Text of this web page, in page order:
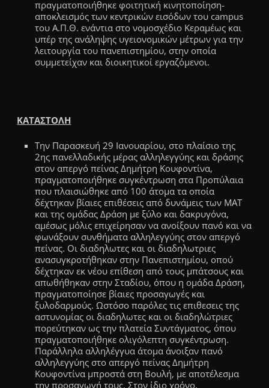
πραγματοποιήθηκε φοιτητική κινητοποίηση-
αποκλεισμός των κεντρικών εισόδων του campus
του Α.Π.Θ. ενάντια στο νομοσχέδιο Κεραμέως και
υπέρ της ανάληψης υγειονομικών μέτρων για την
λειτουργία του πανεπιστημίου, στην οποία
συμμετείχαν και διοικητικοί εργαζόμενοι.
ΚΑΤΑΣΤΟΛΗ
Tην Παρασκευή 29 Ιανουαρίου, στο πλαίσιο της
2ης πανελλαδικής μέρας αλληλεγγύης και δράσης
στον απεργό πείναςΔημήτρη Κουφοντίνα,
πραγματοποιήθηκε συγκέντρωση στα Προπύλαια
που πλαισιώθηκε από 100 άτομα τα οποία
δέχτηκαν βίαιες επιθέσεις από δυνάμεις των ΜΑΤ
και της ομάδας Δράση με ξύλο και δακρυγόνα,
αμέσως μόλις επιχείρησαν να ανοίξουν πανό και να
φωνάξουν συνθήματα αλληλεγγύης στον απεργό
πείνας. Οι διαδηλωτες και οι διαδηλωτριες
ανασυγκροτήθηκαν στην Πανεπιστημίου, οπού
δέχτηκαν εκ νέου επίθεση από τους μπάτσους και
απωθήθηκαν στην Σταδίου, όπου η ομάδα Δράση,
πραγματοποίησε βίαιες προσαγωγές και
ξυλοδαρμούς. Ωστόσο παρόλες τις επιθεσεις της
αστυνομίας οι διαδηλωτες και οι διαδηλώτριες
πορεύτηκαν ως την πλατεία Συντάγματος, όπου
πραγματοποιήθηκε ολιγόλεπτη συγκέντρωση.
Παράλληλα αλληλέγγυα άτομα άνοιξαν πανό
αλληλεγγύης στο απεργό πείνας Δημήτρη
Κουφοντίνα μπροστά στη Βουλή, με αποτέλεσμα
την προσαγωγή τους. Στον ίδιο χρόνο,